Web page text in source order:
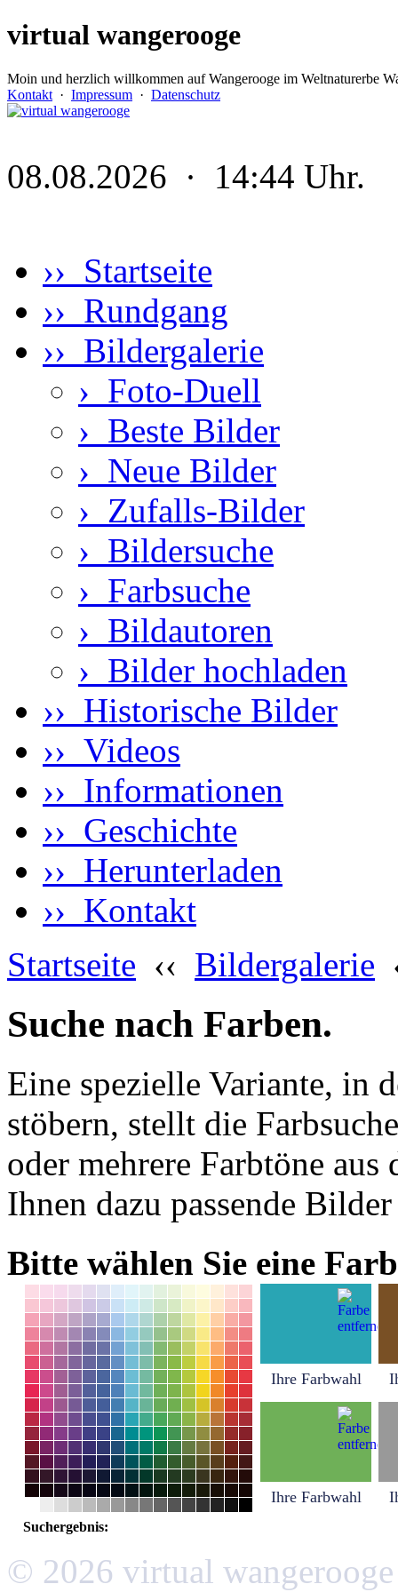
virtual wangerooge
Moin und herzlich willkommen auf Wangerooge im Weltnaturerbe
Kontakt · Impressum · Datenschutz
08.08.2026 · 14:44 Uhr.
›› Startseite
›› Rundgang
›› Bildergalerie
› Foto-Duell
› Beste Bilder
› Neue Bilder
› Zufalls-Bilder
› Bildersuche
› Farbsuche
› Bildautoren
› Bilder hochladen
›› Historische Bilder
›› Videos
›› Informationen
›› Geschichte
›› Herunterladen
›› Kontakt
Startseite ‹‹ Bildergalerie
Suche nach Farben.
Eine spezielle Variante, in
stöbern, stellt die
oder mehrere Farbtöne
Ihnen dazu passende
Bitte wählen Sie eine
Ihre Farbwahl
Ihre Farbwahl
Suchergebnis:
© 2026 virtual wangerooge